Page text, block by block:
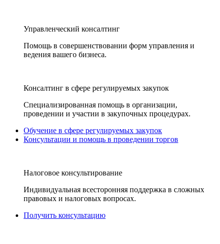
Управленческий консалтинг
Помощь в совершенствовании форм управления и
ведения вашего бизнеса.
Консалтинг в сфере регулируемых закупок
Специализированная помощь в организации,
проведении и участии в закупочных процедурах.
Обучение в сфере регулируемых закупок
Консультации и помощь в проведении торгов
Налоговое консультирование
Индивидуальная всесторонняя поддержка в сложных
правовых и налоговых вопросах.
Получить консультацию